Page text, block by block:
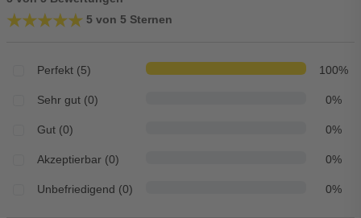
★★★★★
★★★★★ 5 von 5 Sternen
Perfekt (5) 100%
Sehr gut (0) 0%
Gut (0) 0%
Akzeptierbar (0) 0%
Unbefriedigend (0) 0%